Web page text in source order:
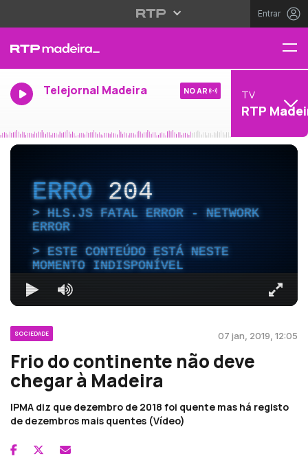
Entrar
Telejornal Madeira NO AR TV
RTP
ERRO204
HLS.JS FATAL ERROR - NETWORK
ERROR
ESTE CONTEÚDO ESTÁ NESTE
MOMENTO INDISPONÍVEL
SOCIEDADE 07 jan, 2019, 12:05
Frio do continente não deve
chegar à Madeira
IPMA diz que dezembro de 2018 foi quente mas há registo
de dezembros mais quentes (Vídeo)